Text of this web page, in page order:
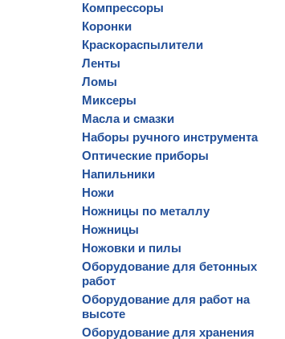
Компрессоры
Коронки
Краскораспылители
Ленты
Ломы
Миксеры
Масла и смазки
Наборы ручного инструмента
Оптические приборы
Напильники
Ножи
Ножницы по металлу
Ножницы
Ножовки и пилы
Оборудование для бетонных
работ
Оборудование для работ на
высоте
Оборудование для хранения